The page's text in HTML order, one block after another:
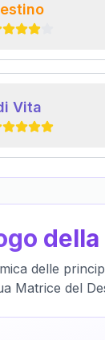
Vita
delle
Matrice del